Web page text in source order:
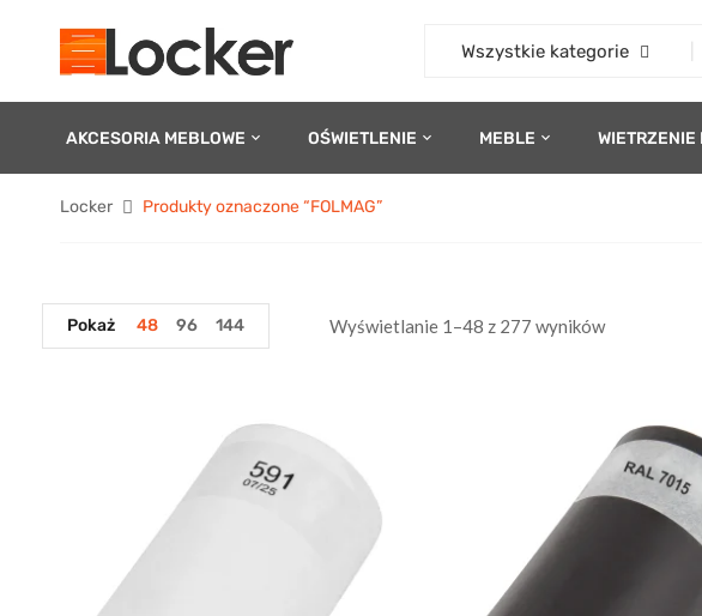
Wszystkie kategorie
AKCESORIA MEBLOWE OŚWIETLENIE MEBLE
Locker Produkty oznaczone “FOLMAG”
Wyświetlanie 1–48 z 277 wyników
Pokaż 48 96 144